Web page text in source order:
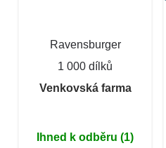
Ravensburger
1 000 dílků
Venkovská farma
Ihned k odběru (1)